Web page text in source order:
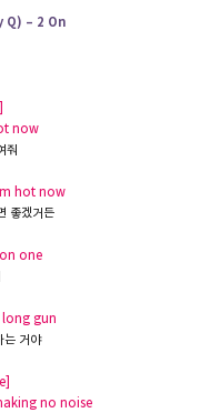
Q) – 2 On
now
줘
hot now
좋겠거든
one
gun
는 거야
no noise